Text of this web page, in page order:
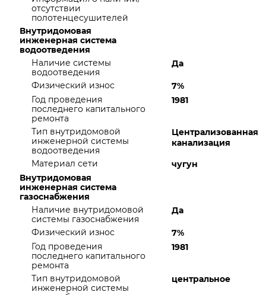
отсутствии
полотенцесушителей
Внутридомовая
инженерная система
водоотведения
Наличие системы
водоотведения
Да
Физический износ
7%
Год проведения
последнего капитального
ремонта
1981
Тип внутридомовой
инженерной системы
водоотведения
Централизованная
канализация
Материал сети
чугун
Внутридомовая
инженерная система
газоснабжения
Наличие внутридомовой
системы газоснабжения
Да
Физический износ
7%
Год проведения
последнего капитального
ремонта
1981
Тип внутридомовой
инженерной системы
центральное